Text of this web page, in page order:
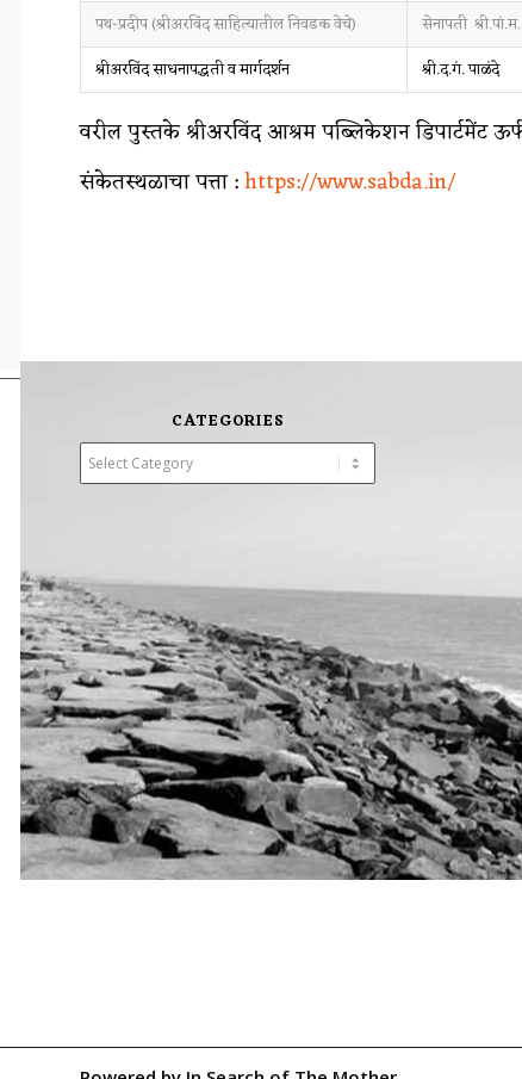
पथ-प्रदीप (श्रीअरविंद साहित्यातील निवडक वेचे)
सेनापती
श्रीअरविंद साधनापद्धती व मार्गदर्शन
श्री.द.गं. पाळंदे
वरील पुस्तके श्रीअरविंद आश्रम पब्लिकेशन डिपार्टमेंट
संकेतस्थळाचा पत्ता :https://www.sabda.in/
CATEGORIES